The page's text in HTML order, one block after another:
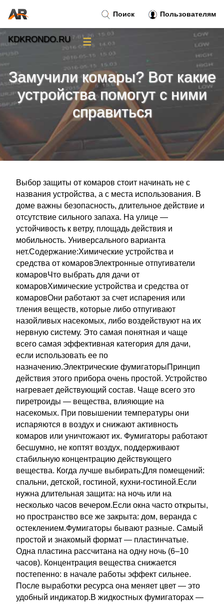
Замучили комары? Вот какие
устройства помогут с ними
справиться
Выбор защиты от комаров стоит начинать не с
названия устройства, а с места использования. В
доме важны безопасность, длительное действие и
отсутствие сильного запаха. На улице —
устойчивость к ветру, площадь действия и
мобильность. Универсального варианта
нет.Содержание:Химические устройства и
средства от комаровЭлектронные отпугиватели
комаровЧто выбрать для дачи от
комаровХимические устройства и средства от
комаровОни работают за счет испарения или
тления веществ, которые либо отпугивают
назойливых насекомых, либо воздействуют на их
нервную систему. Это самая понятная и чаще
всего самая эффективная категория для дачи,
если использовать ее по
назначению.Электрические фумигаторыПринцип
действия этого прибора очень простой. Устройство
нагревает действующий состав. Чаще всего это
пиретроиды — вещества, влияющие на
насекомых. При повышении температуры они
испаряются в воздух и снижают активность
комаров или уничтожают их. Фумигаторы работают
бесшумно, не коптят воздух, поддерживают
стабильную концентрацию действующего
вещества. Когда лучше выбирать:Для помещений:
спальни, детской, гостиной, кухни-гостиной.Если
нужна длительная защита: на ночь или на
несколько часов вечером.Если окна часто открыты,
но пространство все же закрыта: дом, веранда с
остеклением.Фумигаторы бывают разные. Самый
простой и знакомый формат ― пластинчатые.
Одна пластина рассчитана на одну ночь (6–10
часов). Концентрация вещества снижается
постепенно: в начале работы эффект сильнее.
После выработки ресурса она меняет цвет — это
удобный индикатор.В жидкостных фумигаторах ―
Поиск Пользователям
KDKRONDO.RU ☰
Тренды новостей »
Правила»